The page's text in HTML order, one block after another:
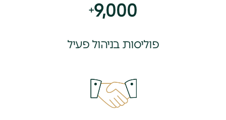
9,000
+
פוליסות בניהול פעיל